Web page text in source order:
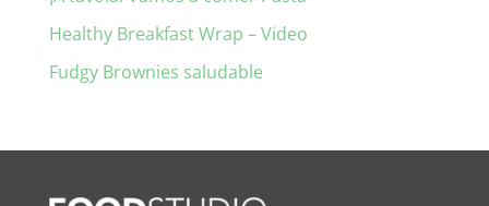
Healthy Breakfast Wrap – Video
Fudgy Brownies saludable